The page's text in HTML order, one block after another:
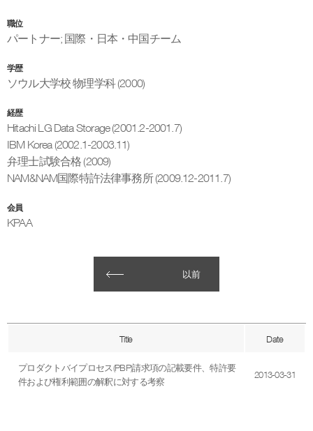
職位
パートナー; 国際・日本・中国チーム
学歴
ソウル大学校 物理学科 (2000)
経歴
Hitachi LG Data Storage (2001.2-2001.7)
IBM Korea (2002.1-2003.11)
弁理士試験合格 (2009)
NAM&NAM国際特許法律事務所 (2009.12-2011.7)
会員
KPAA
以前
Title Date
プロダクトバイプロセス(PBP)請求項の記載要件、特許要
件および権利範囲の解釈に対する考察
2013-03-31